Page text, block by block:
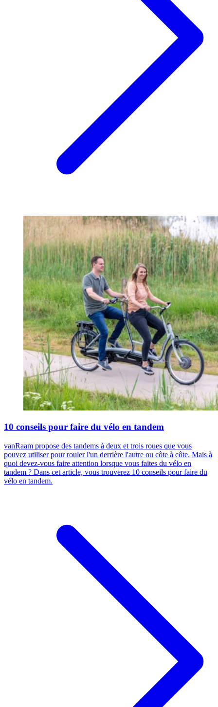
10 conseils pour faire du vélo en tandem
vanRaam propose des tandems à deux et trois roues que vous
pouvez utiliser pour rouler l'un derrière l'autre ou côte à côte. Mais à
quoi devez-vous faire attention lorsque vous faites du vélo en
tandem ? Dans cet article, vous trouverez 10 conseils pour faire du
vélo en tandem.